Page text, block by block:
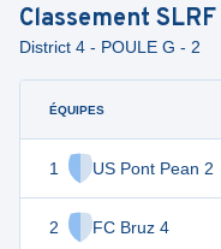
Classement SLRF
District 4 - POULE G - 2
ÉQUIPES
1 US Pont Pean 2
2 FC Bruz 4
22